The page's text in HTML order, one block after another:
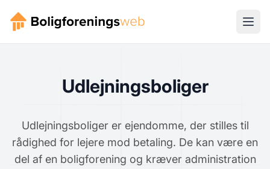
Udlejningsboliger
Udlejningsboliger er ejendomme, der stilles til
rådighed for lejere mod betaling. De kan være en
del af en boligforening og kræver administration